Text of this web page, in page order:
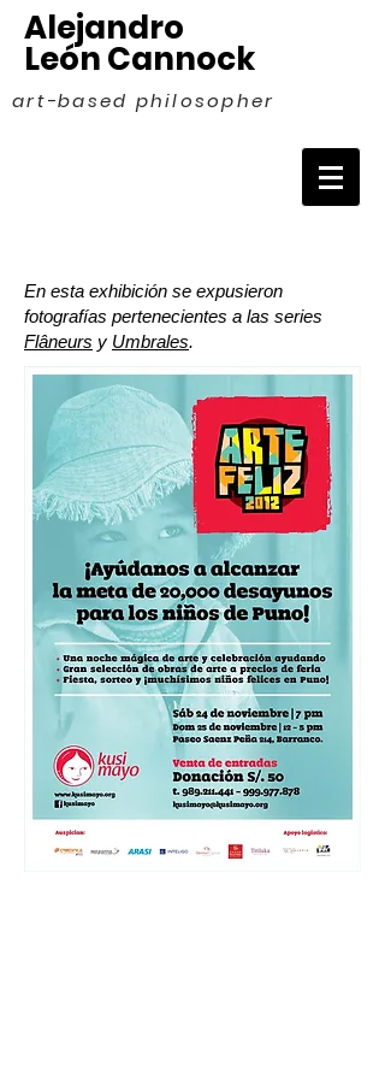
Alejandro
León Cannock
art-based philosopher
En esta exhibición se expusieron
fotografías pertenecientes a las series
Flâneurs y Umbrales.